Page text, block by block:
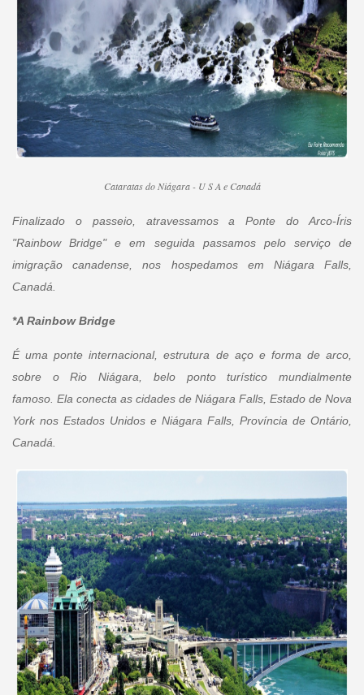
Cataratas do Niágara - U S A e Canadá
Finalizado o passeio, atravessamos a Ponte do Arco-Íris
"Rainbow Bridge" e em seguida passamos pelo serviço de
imigração canadense, nos hospedamos em Niágara Falls,
Canadá.
*A Rainbow Bridge
É uma ponte internacional, estrutura de aço e forma de arco,
sobre o Rio Niágara, belo ponto turístico mundialmente
famoso. Ela conecta as cidades de Niágara Falls, Estado de Nova
York nos Estados Unidos e Niágara Falls, Província de Ontário,
Canadá.